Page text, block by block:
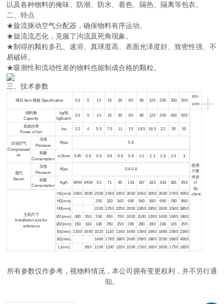
以及各种物料的掩味、防潮、防水、着色、隔热、隔离等包衣。
二、特点
★旋流驱动空气分配器，确保物料有序运动。
★旋流流态化，克服了沟流及死角现象。
★制得的颗粒多孔、速溶、真球度高、表面光泽度好、致密性强、不
易破碎。
★吸潮性和流动性差的物料也能制成合格的颗粒。
三、技术参数
+
项目 ltem 规格 Specification 0.5 5 10 15 30 60 90 120 200 300 500
800-
1000
投料量
Capacity
kg/批
kg/batch
0.5 5 10 15 30 60 90 120 200 300 500
按用
户要
求设
计
By
client
风机功率
Power of fan
kw 2.2 4 5.5 7.5 11 15 18.5 18.5 22 30 55
压缩空气
Compressed
air
压强
Pressure
Mpa 0.6
耗量
Consumption
m3/min 0.45 0.6 0.6 0.6 0.6 0.9 1.1 1.3 1.8 2.4 3
蒸汽
Steam
压强
Pressure
Mpa 0.4-0.6
耗量
Consumption
Kg/h 6KW 9KW 53 71 95 143 167 183 343 381 450
主机尺寸
Installation size for
reference
H1(mm) 2600 2600 2300 2450 2450 3050 3050 3050 3500 3700 4050
H2(mm)
250 320 340 490 540 590 690 790 890
H3(mm) 2100 2250 2250 2850 2850 2850 3300 3500 3850
Ø1(mm) 300 550 550 650 700 1000 1100 1200 1400 1600 1800
Ø2(mm) 150 180 180 250 250 280 280 280 280 315 355
B1(mm) 1550 1650 1010 1110 1160 1460 1560 1660 1860 2060 2260
B2(mm) 1460 1760 1860 2460 2660 2860 3260 3660 4060
L(mm) 850 1100 1100 1250 1530 1530 1650 1650 1750 1850
所有参数仅作参考，视物料情况，本公司拥有变更权利，并不另行通
知。